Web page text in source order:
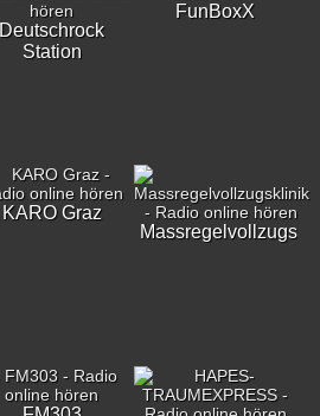
Deutschrock
Station
FunBoxX
KARO Graz